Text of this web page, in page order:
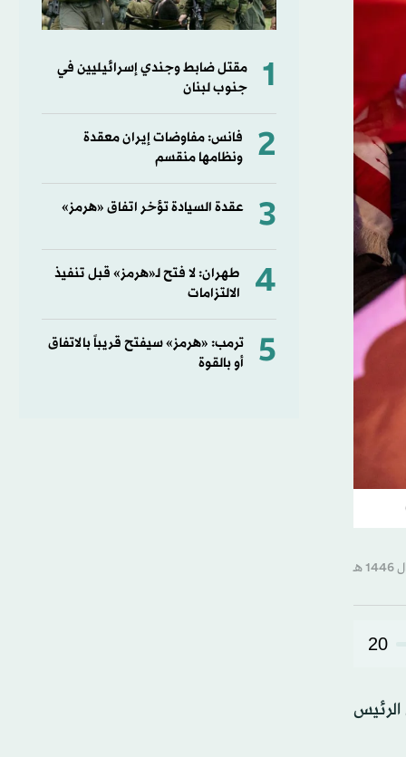
20
لكنّ الرئيس
1
مقتل ضابط وجندي إسرائيليين في
جنوب لبنان
2
فانس: مفاوضات إيران معقدة
ونظامها منقسم
3 عقدة السيادة تؤخر اتفاق «هرمز»
4
طهران: لا فتح لـ«هرمز» قبل تنفيذ
الالتزامات
5
ترمب: «هرمز» سيفتح قريباً بالاتفاق
أو بالقوة